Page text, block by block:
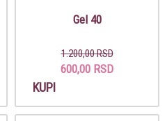
Gel 40
1.200,00 RSD
600,00 RSD
KUPI